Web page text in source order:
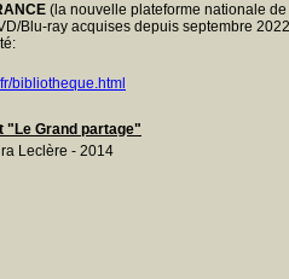
(la nouvelle plateforme nationale
Blu-ray acquises depuis septembre
bibliotheque.html
"Le Grand partage"
Leclère - 2014